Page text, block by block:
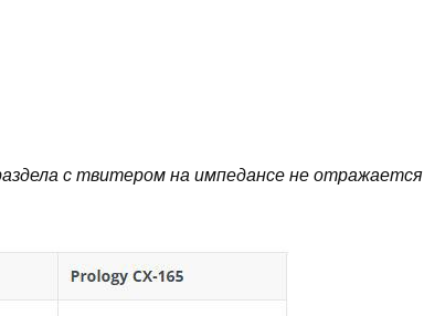
с твитером на импедансе не отражается